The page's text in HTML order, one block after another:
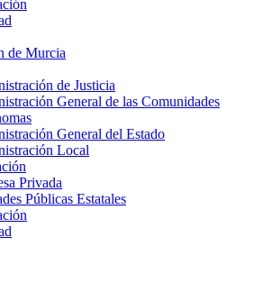
de Murcia
de Justicia
General de las Comunidades
General del Estado
Local
Privada
Públicas Estatales